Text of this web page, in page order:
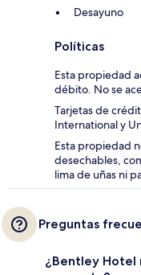
Desayuno
Políticas
Esta propiedad
débito. No se
Tarjetas de
International y
Esta propiedad
desechables,
lima de uñas ni
Preguntas
¿Bentley Hotel